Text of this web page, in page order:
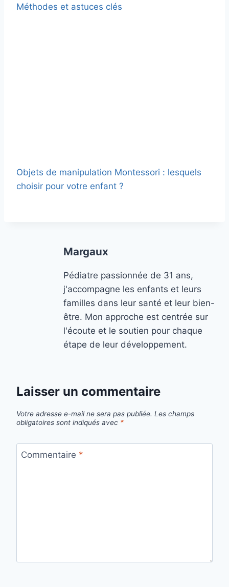
Méthodes et astuces clés
Objets de manipulation Montessori : lesquels
choisir pour votre enfant ?
Margaux
Pédiatre passionnée de 31 ans,
j'accompagne les enfants et leurs
familles dans leur santé et leur bien-
être. Mon approche est centrée sur
l'écoute et le soutien pour chaque
étape de leur développement.
Laisser un commentaire
Votre adresse e-mail ne sera pas publiée. Les champs
obligatoires sont indiqués avec *
Commentaire *